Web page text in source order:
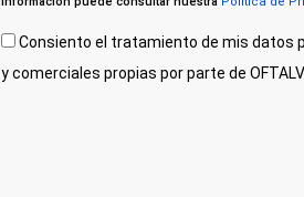
Consiento el tratamiento de mis datos
y comerciales propias por parte de